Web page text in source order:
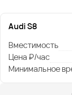
Audi S8
Вместимость
Цена ₽/час
Минимальное